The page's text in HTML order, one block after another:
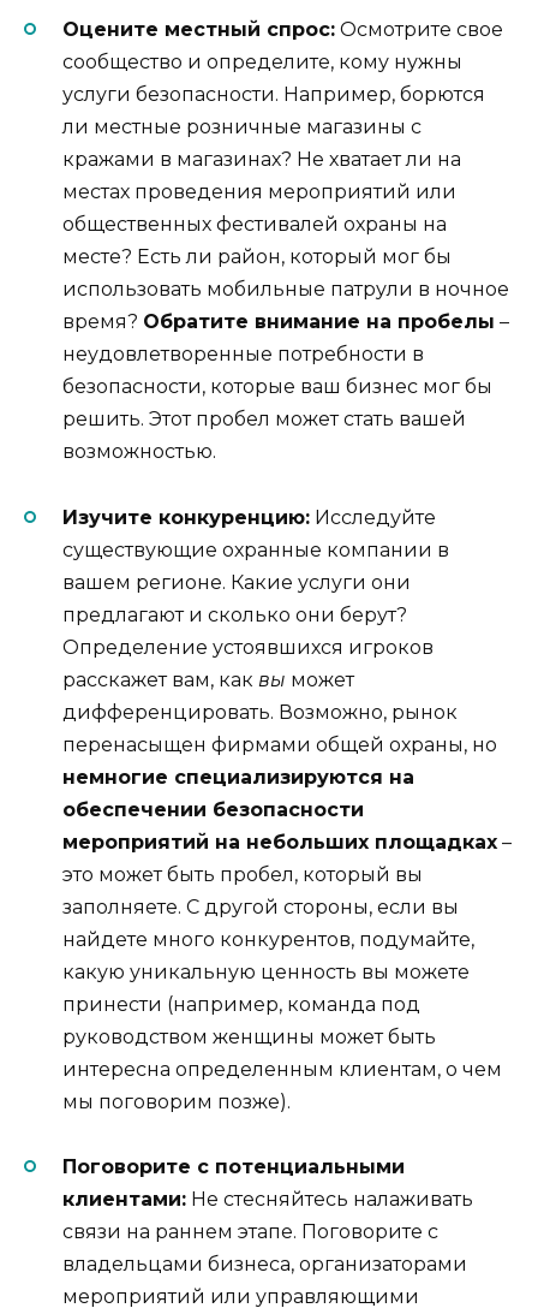
Оцените местный спрос: Осмотрите свое
сообщество и определите, кому нужны
услуги безопасности. Например, борются
ли местные розничные магазины с
кражами в магазинах? Не хватает ли на
местах проведения мероприятий или
общественных фестивалей охраны на
месте? Есть ли район, который мог бы
использовать мобильные патрули в ночное
время? Обратите внимание на пробелы –
неудовлетворенные потребности в
безопасности, которые ваш бизнес мог бы
решить. Этот пробел может стать вашей
возможностью.
Изучите конкуренцию: Исследуйте
существующие охранные компании в
вашем регионе. Какие услуги они
предлагают и сколько они берут?
Определение устоявшихся игроков
расскажет вам, как вы может
дифференцировать. Возможно, рынок
перенасыщен фирмами общей охраны, но
немногие специализируются на
обеспечении безопасности
мероприятий на небольших площадках –
это может быть пробел, который вы
заполняете. С другой стороны, если вы
найдете много конкурентов, подумайте,
какую уникальную ценность вы можете
принести (например, команда под
руководством женщины может быть
интересна определенным клиентам, о чем
мы поговорим позже).
Поговорите с потенциальными
клиентами: Не стесняйтесь налаживать
связи на раннем этапе. Поговорите с
владельцами бизнеса, организаторами
мероприятий или управляющими